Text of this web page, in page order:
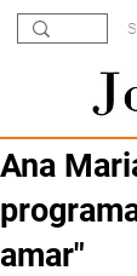
Ana
amar"